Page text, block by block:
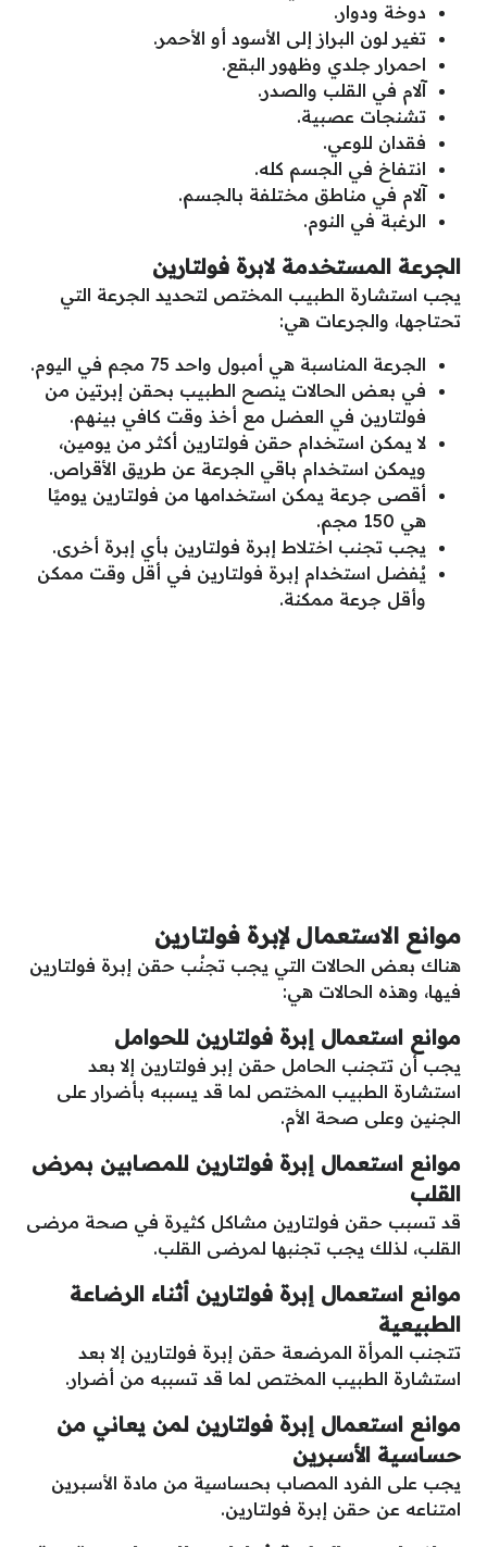
دوخة ودوار.
تغير لون البراز إلى الأسود أو الأحمر.
احمرار جلدي وظهور البقع.
آلام في القلب والصدر.
تشنجات عصبية.
فقدان للوعي.
انتفاخ في الجسم كله.
آلام في مناطق مختلفة بالجسم.
الرغبة في النوم.
الجرعة المستخدمة لابرة فولتارين
يجب استشارة الطبيب المختص لتحديد الجرعة التي
تحتاجها، والجرعات هي:
الجرعة المناسبة هي أمبول واحد 75 مجم في اليوم.
في بعض الحالات ينصح الطبيب بحقن إبرتين من
فولتارين في العضل مع أخذ وقت كافي بينهم.
لا يمكن استخدام حقن فولتارين أكثر من يومين،
ويمكن استخدام باقي الجرعة عن طريق الأقراص.
أقصى جرعة يمكن استخدامها من فولتارين يوميًا
هي 150 مجم.
يجب تجنب اختلاط إبرة فولتارين بأي إبرة أخرى.
يُفضل استخدام إبرة فولتارين في أقل وقت ممكن
وأقل جرعة ممكنة.
موانع الاستعمال لإبرة فولتارين
هناك بعض الحالات التي يجب تجنُب حقن إبرة فولتارين
فيها، وهذه الحالات هي:
موانع استعمال إبرة فولتارين للحوامل
يجب أن تتجنب الحامل حقن إبر فولتارين إلا بعد
استشارة الطبيب المختص لما قد يسببه بأضرار على
الجنين وعلى صحة الأم.
موانع استعمال إبرة فولتارين للمصابين بمرض
القلب
قد تسبب حقن فولتارين مشاكل كثيرة في صحة مرضى
القلب، لذلك يجب تجنبها لمرضى القلب.
موانع استعمال إبرة فولتارين أثناء الرضاعة
الطبيعية
تتجنب المرأة المرضعة حقن إبرة فولتارين إلا بعد
استشارة الطبيب المختص لما قد تسببه من أضرار.
موانع استعمال إبرة فولتارين لمن يعاني من
حساسية الأسبرين
يجب على الفرد المصاب بحساسية من مادة الأسبرين
امتناعه عن حقن إبرة فولتارين.